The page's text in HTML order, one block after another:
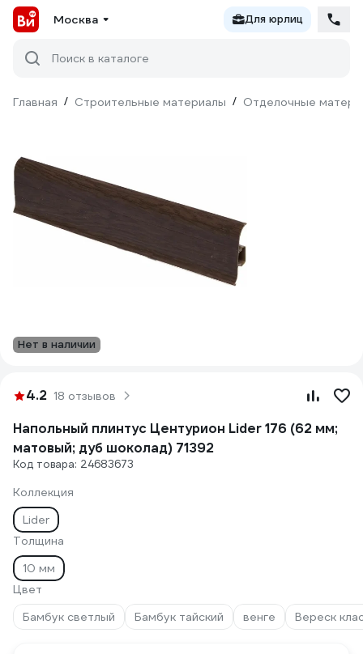
Москва Для юрлиц
Поиск в каталоге
Главная / Строительные материалы / Отделочные
Нет в наличии
4.2 18 отзывов
Напольный плинтус Центурион Lider 176 (62 мм;
матовый; дуб шоколад) 71392
Код товара: 24683673
Коллекция
Lider
Толщина
10 мм
Цвет
Бамбук светлый
Бамбук тайский венге Вереск